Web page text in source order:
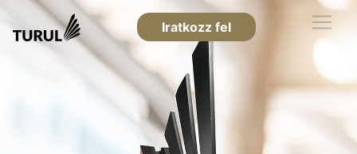
Iratkozz fel